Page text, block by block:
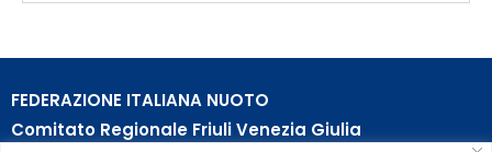
FEDERAZIONE ITALIANA NUOTO
Comitato Regionale Friuli Venezia Giulia